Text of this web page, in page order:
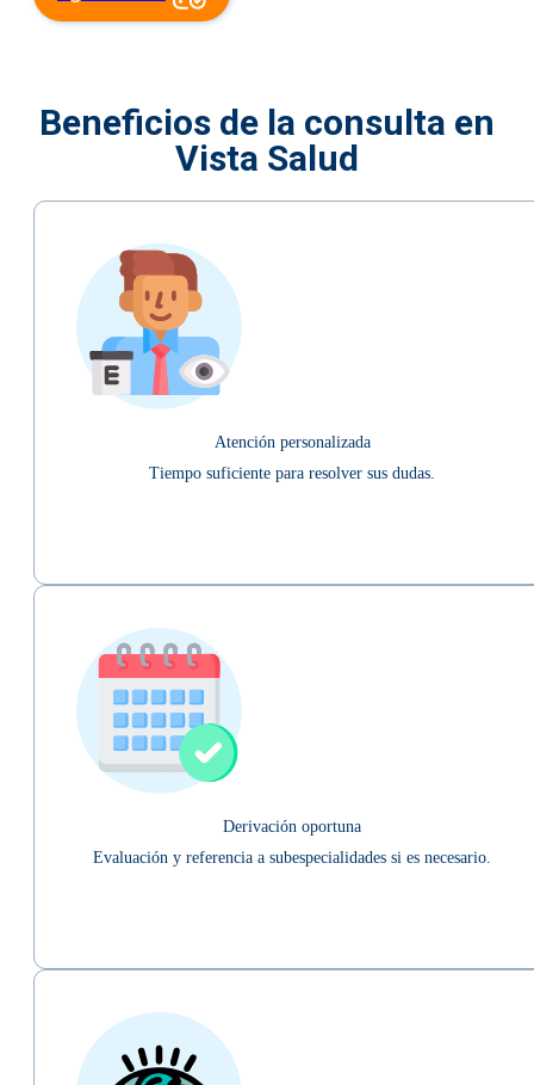
Beneficios de la consulta en
Vista Salud
Atención personalizada
Tiempo suficiente para resolver sus dudas.
Derivación oportuna
Evaluación y referencia a subespecialidades si es necesario.